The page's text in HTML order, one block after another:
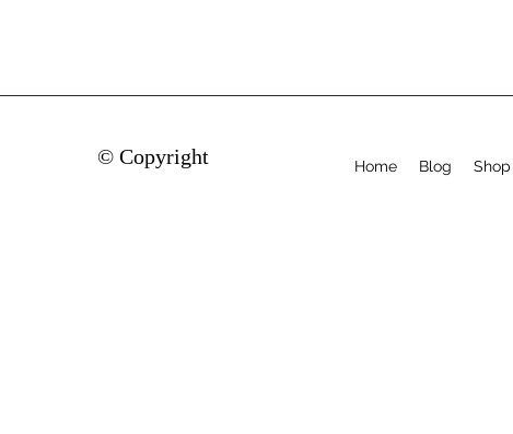
Home Blog Shop
© Copyright